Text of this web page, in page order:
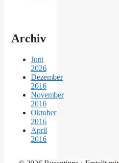
Archiv
Juni
2026
Dezember
2016
November
2016
Oktober
2016
April
2016